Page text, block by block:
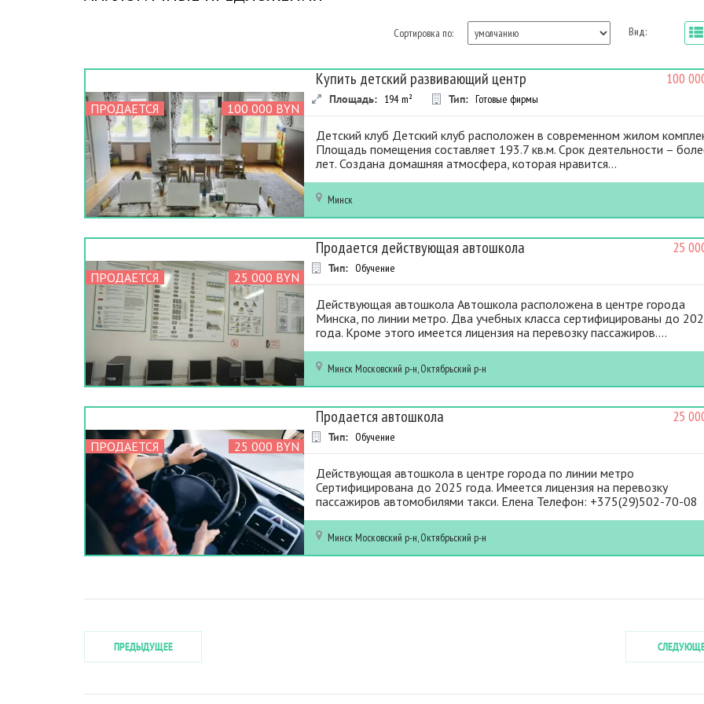
Сортировка по: Вид:
ПРОДАЕТСЯ 100 000 BYN
Купить детский развивающий центр 100
Площадь: 194 m² Тип: Готовые фирмы
Детский клуб Детский клуб расположен в современном жилом
Площадь помещения составляет 193.7 кв.м. Срок деятельности –
лет. Создана домашняя атмосфера, которая нравится...
Минск
ПРОДАЕТСЯ 25 000 BYN
Продается действующая автошкола 25
Тип: Обучение
Действующая автошкола Автошкола расположена в центре города
Минска, по линии метро. Два учебных класса сертифицированы до
года. Кроме этого имеется лицензия на перевозку пассажиров....
Минск Московский р-н, Октябрьский р-н
ПРОДАЕТСЯ 25 000 BYN
Продается автошкола 25
Тип: Обучение
Действующая автошкола в центре города по линии метро
Сертифицирована до 2025 года. Имеется лицензия на перевозку
пассажиров автомобилями такси. Елена Телефон: +375(29)502-70-08
Минск Московский р-н, Октябрьский р-н
ПРЕДЫДУЩЕЕ